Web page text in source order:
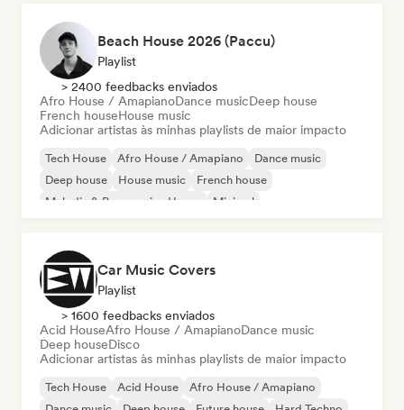
Beach House 2026 (Paccu)
Playlist
> 2400 feedbacks enviados
Afro House / AmapianoDance musicDeep house
French houseHouse music
Adicionar artistas às minhas playlists de maior impacto
Tech House Afro House / Amapiano
Dance music
Deep house
House music
French house
Melodic & Progressive House
Minimal
Car Music Covers
Playlist
> 1600 feedbacks enviados
Acid HouseAfro House / AmapianoDance music
Deep houseDisco
Adicionar artistas às minhas playlists de maior impacto
Tech House Acid House
Afro House / Amapiano